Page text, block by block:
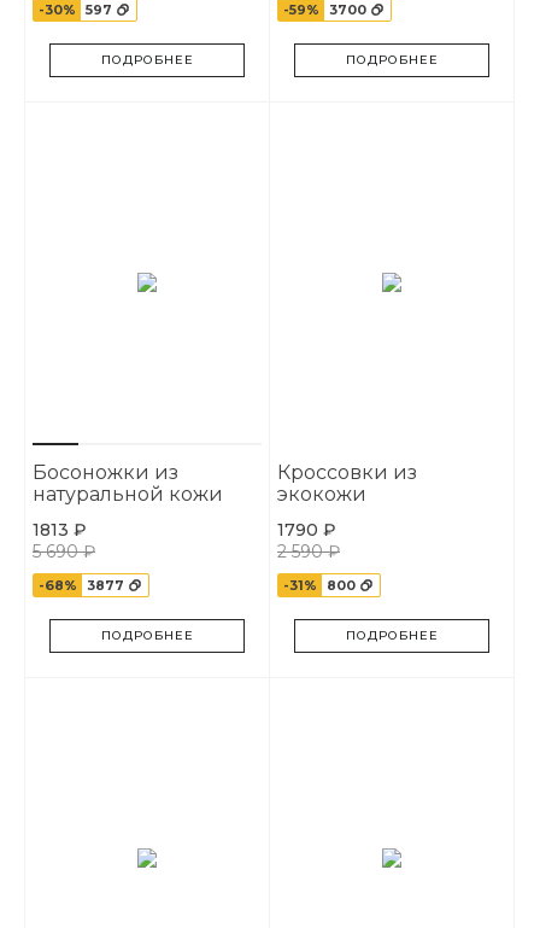
-30% 597
ПОДРОБНЕЕ
-59% 3700
ПОДРОБНЕЕ
Босоножки из
натуральной кожи
1813 ₽
5 690 ₽
-68% 3877
ПОДРОБНЕЕ
Кроссовки из
экокожи
1790 ₽
2 590 ₽
-31% 800
ПОДРОБНЕЕ